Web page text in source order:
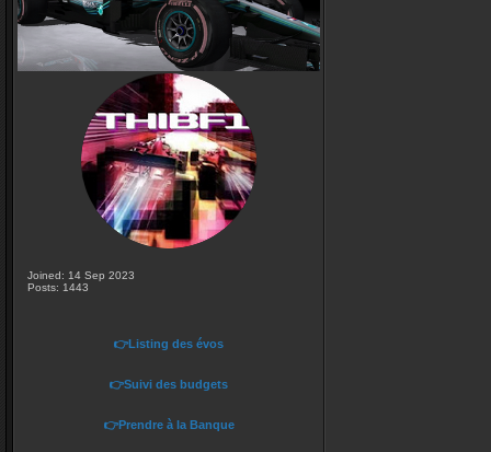
Joined: 14 Sep 2023
Posts: 1443
👉Listing des évos
👉Suivi des budgets
👉Prendre à la Banque